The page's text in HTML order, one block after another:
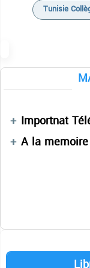
Tunisie
Maths
Maths
Maths
Importnat
A la